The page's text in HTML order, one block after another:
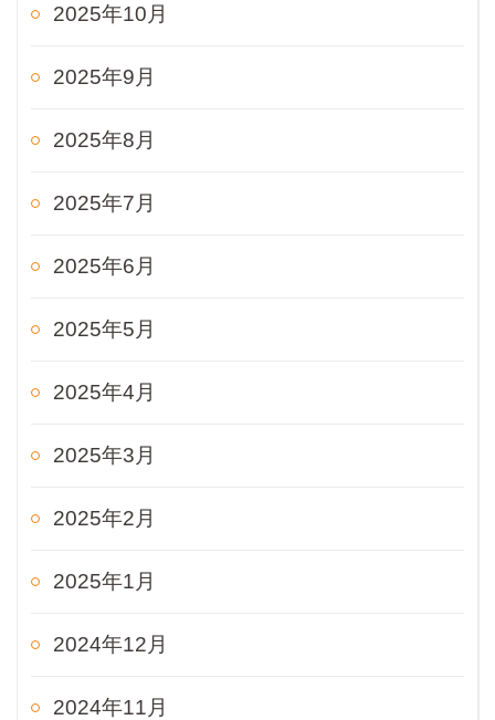
2025年10月
2025年9月
2025年8月
2025年7月
2025年6月
2025年5月
2025年4月
2025年3月
2025年2月
2025年1月
2024年12月
2024年11月